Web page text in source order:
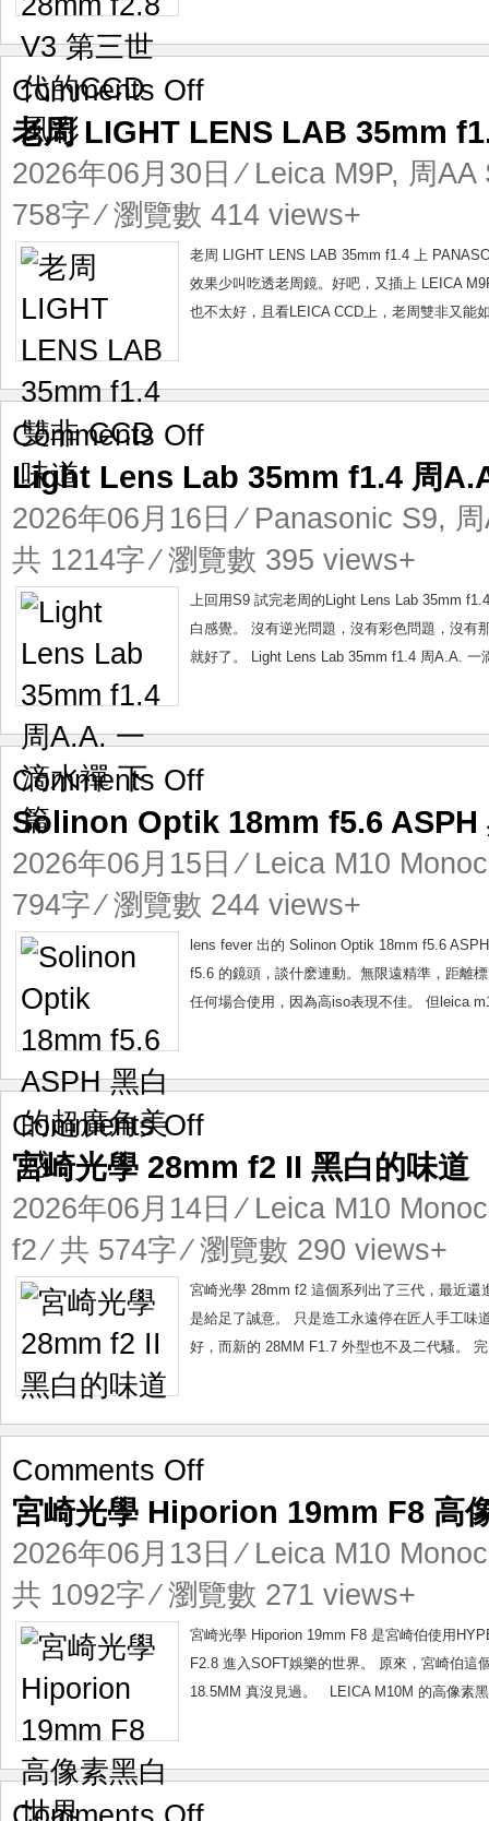
彩
Comments Offon
周
LENS
LAB
35mm
f1.4
雙
CCD
老周 LIGHT LENS LAB 35mm
2026年06月30日 ⁄ Leica M9P, 周AA
758字 ⁄ 瀏覽數 414 views+
老周 LIGHT LENS LAB 35mm f1.4 上
效果少叫吃透老周鏡。好吧，又插上 LEICA
也不太好，且看LEICA CCD上，老周雙非又
Comments Offon
Lens
35mm
f1.4
周
A.A.
一
水
篇
Light Lens Lab 35mm f1.4 周
2026年06月16日 ⁄ Panasonic S9,
共 1214字 ⁄ 瀏覽數 395 views+
上回用S9 試完老周的Light Lens Lab 35mm
白感覺。 沒有逆光問題，沒有彩色問題，沒有
就好了。 Light Lens Lab 35mm f1.4 周A.A.
Comments Offon
Optik
f5.6
ASPH
黑
白
廣
感
Solinon Optik 18mm f5.6 ASPH
2026年06月15日 ⁄ Leica M10
794字 ⁄ 瀏覽數 244 views+
lens fever 出的 Solinon Optik 18mm f5.6
f5.6 的鏡頭，談什麽連動。無限遠精準，距離
任何場合使用，因為高iso表現不佳。 但leica
Comments Offon
崎
學
28mm
f2
II
黑
的
宮崎光學 28mm f2 II 黑白的味道
2026年06月14日 ⁄ Leica M10
f2⁄ 共 574字 ⁄ 瀏覽數 290 views+
宮崎光學 28mm f2 這個系列出了三代，最近
是給足了誠意。 只是造工永遠停在匠人手工
好，而新的 28MM F1.7 外型也不及二代騷。
Comments Offon
崎
學
Hiporion
19mm
F8
素
世
宮崎光學 Hiporion 19mm F8 高
2026年06月13日 ⁄ Leica M10
共 1092字 ⁄ 瀏覽數 271 views+
宮崎光學 Hiporion 19mm F8 是宮崎伯使用
F2.8 進入SOFT娛樂的世界。 原來，宮崎伯這
18.5MM 真沒見過。 LEICA M10M 的高像素
on